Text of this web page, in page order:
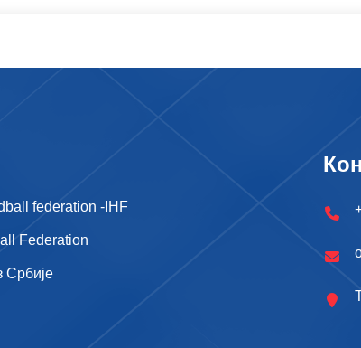
federation -IHF
Federation
Србије